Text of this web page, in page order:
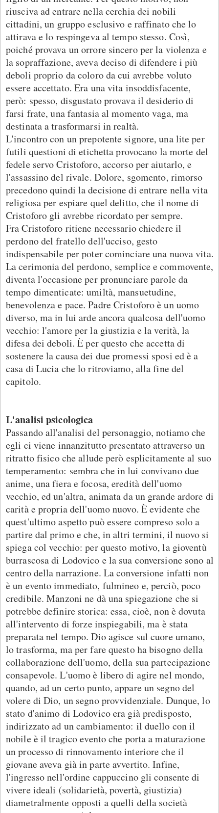
riusciva ad entrare nella cerchia dei nobili
cittadini, un gruppo esclusivo e raffinato che lo
attirava e lo respingeva al tempo stesso. Così,
poiché provava un orrore sincero per la violenza e
la sopraffazione, aveva deciso di difendere i più
deboli proprio da coloro da cui avrebbe voluto
essere accettato. Era una vita insoddisfacente,
però: spesso, disgustato provava il desiderio di
farsi frate, una fantasia al momento vaga, ma
destinata a trasformarsi in realtà.
L'incontro con un prepotente signore, una lite per
futili questioni di etichetta provocano la morte del
fedele servo Cristoforo, accorso per aiutarlo, e
l'assassino del rivale. Dolore, sgomento, rimorso
precedono quindi la decisione di entrare nella vita
religiosa per espiare quel delitto, che il nome di
Cristoforo gli avrebbe ricordato per sempre.
Fra Cristoforo ritiene necessario chiedere il
perdono del fratello dell'ucciso, gesto
indispensabile per poter cominciare una nuova vita.
La cerimonia del perdono, semplice e commovente,
diventa l'occasione per pronunciare parole da
tempo dimenticate: umiltà, mansuetudine,
benevolenza e pace. Padre Cristoforo è un uomo
diverso, ma in lui arde ancora qualcosa dell'uomo
vecchio: l'amore per la giustizia e la verità, la
difesa dei deboli. È per questo che accetta di
sostenere la causa dei due promessi sposi ed è a
casa di Lucia che lo ritroviamo, alla fine del
capitolo.
L'analisi psicologica
Passando all'analisi del personaggio, notiamo che
egli ci viene innanzitutto presentato attraverso un
ritratto fisico che allude però esplicitamente al suo
temperamento: sembra che in lui convivano due
anime, una fiera e focosa, eredità dell'uomo
vecchio, ed un'altra, animata da un grande ardore di
carità e propria dell'uomo nuovo. È evidente che
quest'ultimo aspetto può essere compreso solo a
partire dal primo e che, in altri termini, il nuovo si
spiega col vecchio: per questo motivo, la gioventù
burrascosa di Lodovico e la sua conversione sono al
centro della narrazione. La conversione infatti non
è un evento immediato, fulmineo e, perciò, poco
credibile. Manzoni ne dà una spiegazione che si
potrebbe definire storica: essa, cioè, non è dovuta
all'intervento di forze inspiegabili, ma è stata
preparata nel tempo. Dio agisce sul cuore umano,
lo trasforma, ma per fare questo ha bisogno della
collaborazione dell'uomo, della sua partecipazione
consapevole. L'uomo è libero di agire nel mondo,
quando, ad un certo punto, appare un segno del
volere di Dio, un segno provvidenziale. Dunque, lo
stato d'animo di Lodovico era già predisposto,
indirizzato ad un cambiamento: il duello con il
nobile è il tragico evento che porta a maturazione
un processo di rinnovamento interiore che il
giovane aveva già in parte avvertito. Infine,
l'ingresso nell'ordine cappuccino gli consente di
vivere ideali (solidarietà, povertà, giustizia)
diametralmente opposti a quelli della società